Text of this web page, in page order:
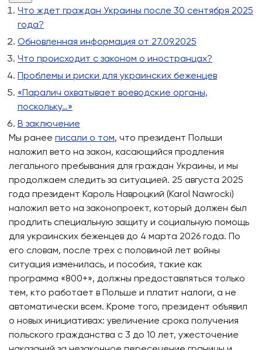
Что ждет граждан Украины после 30 сентября 2025
года?
Обновленная информация от 27.09.2025
Что происходит с законом о иностранцах?
Проблемы и риски для украинских беженцев
«Паралич охватывает воеводские органы,
поскольку…»
В заключение
Мы ранее писали о том, что президент Польши
наложил вето на закон, касающийся продления
легального пребывания для граждан Украины, и мы
продолжаем следить за ситуацией. 25 августа 2025
года президент Кароль Навроцкий (Karol Nawrocki)
наложил вето на законопроект, который должен был
продлить специальную защиту и социальную помощь
для украинских беженцев до 4 марта 2026 года. По
его словам, после трех с половиной лет войны
ситуация изменилась, и пособия, такие как
программа «800+», должны предоставляться только
тем, кто работает в Польше и платит налоги, а не
автоматически всем. Кроме того, президент объявил
о новых инициативах: увеличение срока получения
польского гражданства с 3 до 10 лет, ужесточение